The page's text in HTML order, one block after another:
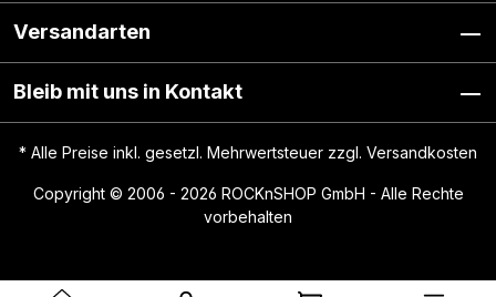
Versandarten
Bleib mit uns in Kontakt
* Alle Preise inkl. gesetzl. Mehrwertsteuer zzgl. Versandkosten
Copyright © 2006 - 2026 ROCKnSHOP GmbH - Alle Rechte
vorbehalten